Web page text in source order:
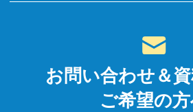
お問い合わせ＆
ご希望の